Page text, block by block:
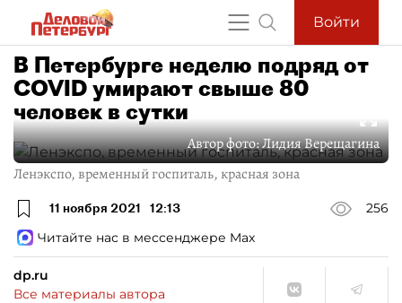
Войти
В Петербурге неделю подряд от
COVID умирают свыше 80
человек в сутки
Автор фото:Лидия Верещагина
Ленэкспо, временный госпиталь, красная зона
11 ноября 2021 12:13
256
Читайте нас в мессенджере Max
dp.ru
Все материалы автора